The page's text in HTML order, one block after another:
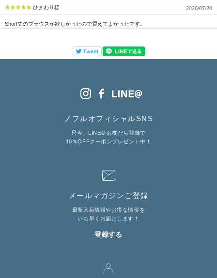
ひまわり様 2026/07/20
Short丈のブラウスが欲しかったので買えてよかったです。
ノフルオフィシャルSNS
只今、LINE＠お友だち登録で
10％OFFクーポンプレゼント中！
メールマガジンご登録
最新入荷情報やお得な情報を
いち早くお届けします！
登録する